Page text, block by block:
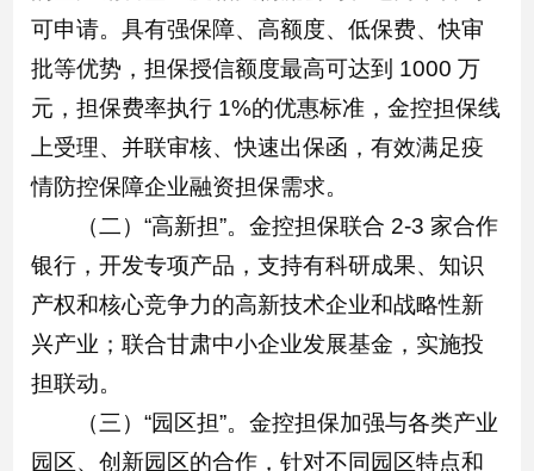
可申请。具有强保障、高额度、低保费、快审
批等优势，担保授信额度最高可达到 1000 万
元，担保费率执行 1%的优惠标准，金控担保线
上受理、并联审核、快速出保函，有效满足疫
情防控保障企业融资担保需求。
（二）“高新担”。金控担保联合 2-3 家合作
银行，开发专项产品，支持有科研成果、知识
产权和核心竞争力的高新技术企业和战略性新
兴产业；联合甘肃中小企业发展基金，实施投
担联动。
（三）“园区担”。金控担保加强与各类产业
园区、创新园区的合作，针对不同园区特点和